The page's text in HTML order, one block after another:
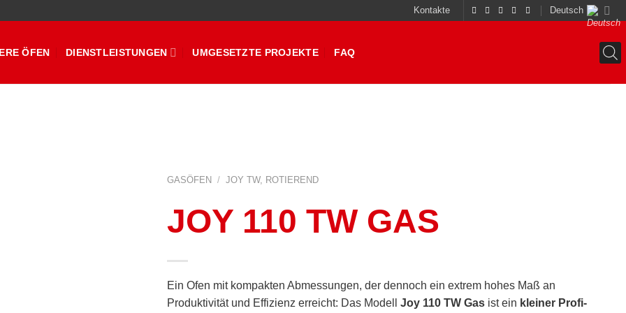
Kontakte Deutsch
ÖFEN DIENSTLEISTUNGEN UMGESETZTE PROJEKTE FAQ
GASÖFEN / JOY TW, ROTIEREND
JOY 110 TW GAS
Ein Ofen mit kompakten Abmessungen, der dennoch ein extrem hohes Maß an
Produktivität und Effizienz erreicht: Das Modell Joy 110 TW Gas ist ein kleiner Profi-